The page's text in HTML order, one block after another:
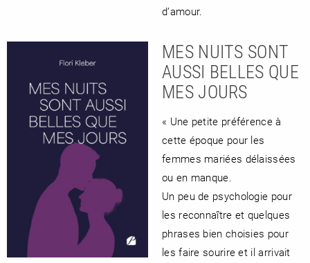
d’amour.
MES NUITS SONT
AUSSI BELLES QUE
MES JOURS
« Une petite préférence à
cette époque pour les
femmes mariées délaissées
ou en manque.
Un peu de psychologie pour
les reconnaître et quelques
phrases bien choisies pour
les faire sourire et il arrivait